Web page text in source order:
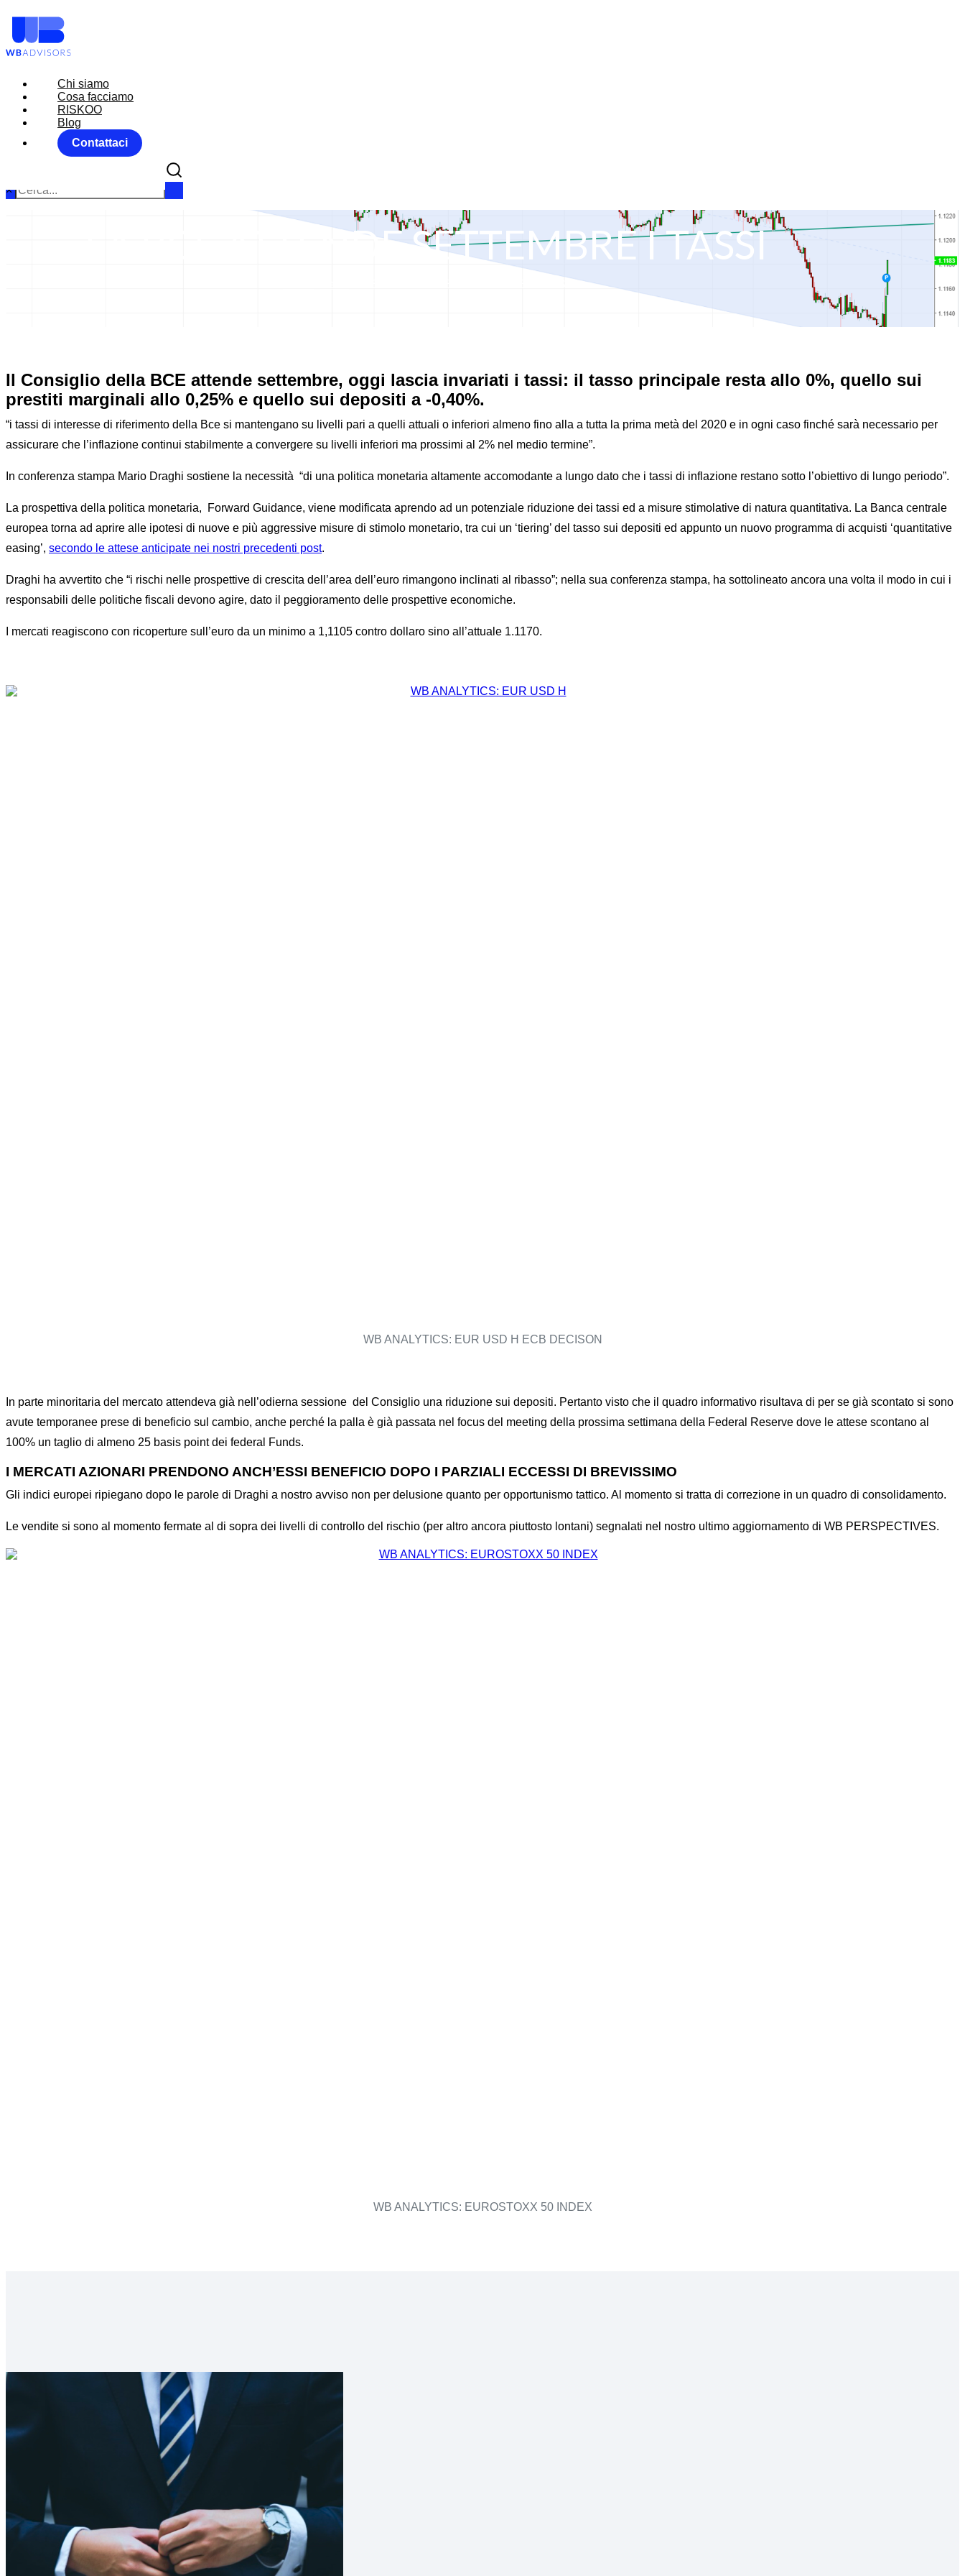
Chi siamo
Cosa facciamo
RISKOO
Blog
Contattaci
Chi siamo
Cosa facciamo
RISKOO
Blog
Contattaci
×
LA BCE ATTENDE SETTEMBRE I TASSI
Il Consiglio della BCE attende settembre, oggi lascia invariati i tassi: il tasso principale resta allo 0%, quello sui
prestiti marginali allo 0,25% e quello sui depositi a -0,40%.
“i tassi di interesse di riferimento della Bce si mantengano su livelli pari a quelli attuali o inferiori almeno fino alla a tutta la prima metà del 2020 e in ogni caso finché sarà necessario per
assicurare che l’inflazione continui stabilmente a convergere su livelli inferiori ma prossimi al 2% nel medio termine”.
In conferenza stampa Mario Draghi sostiene la necessità “di una politica monetaria altamente accomodante a lungo dato che i tassi di inflazione restano sotto l’obiettivo di lungo periodo”.
La prospettiva della politica monetaria, Forward Guidance, viene modificata aprendo ad un potenziale riduzione dei tassi ed a misure stimolative di natura quantitativa. La Banca centrale
europea torna ad aprire alle ipotesi di nuove e più aggressive misure di stimolo monetario, tra cui un ‘tiering’ del tasso sui depositi ed appunto un nuovo programma di acquisti ‘quantitative
easing’, secondo le attese anticipate nei nostri precedenti post.
Draghi ha avvertito che “i rischi nelle prospettive di crescita dell’area dell’euro rimangono inclinati al ribasso”; nella sua conferenza stampa, ha sottolineato ancora una volta il modo in cui i
responsabili delle politiche fiscali devono agire, dato il peggioramento delle prospettive economiche.
I mercati reagiscono con ricoperture sull’euro da un minimo a 1,1105 contro dollaro sino all’attuale 1.1170.
WB ANALYTICS: EUR USD H ECB DECISON
In parte minoritaria del mercato attendeva già nell’odierna sessione del Consiglio una riduzione sui depositi. Pertanto visto che il quadro informativo risultava di per se già scontato si sono
avute temporanee prese di beneficio sul cambio, anche perché la palla è già passata nel focus del meeting della prossima settimana della Federal Reserve dove le attese scontano al
100% un taglio di almeno 25 basis point dei federal Funds.
I MERCATI AZIONARI PRENDONO ANCH’ESSI BENEFICIO DOPO I PARZIALI ECCESSI DI BREVISSIMO
Gli indici europei ripiegano dopo le parole di Draghi a nostro avviso non per delusione quanto per opportunismo tattico. Al momento si tratta di correzione in un quadro di consolidamento.
Le vendite si sono al momento fermate al di sopra dei livelli di controllo del rischio (per altro ancora piuttosto lontani) segnalati nel nostro ultimo aggiornamento di WB PERSPECTIVES.
WB ANALYTICS: EUROSTOXX 50 INDEX